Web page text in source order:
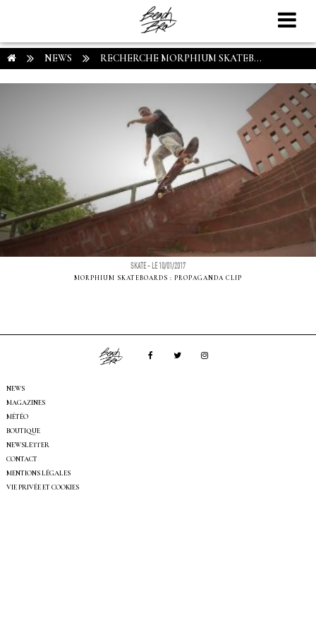
NEWS RECHERCHE MORPHIUM SKATEB...
SKATE - LE 10/01/2017
MORPHIUM SKATEBOARDS : PROPAGANDA CLIP
NEWS
MAGAZINES
MÉTÉO
BOUTIQUE
NEWSLETTER
CONTACT
MENTIONS LÉGALES
VIE PRIVÉE ET COOKIES